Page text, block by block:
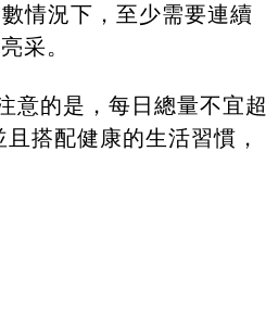
情況下，至少需要連續
采。
意的是，每日總量不宜超
搭配健康的生活習慣，